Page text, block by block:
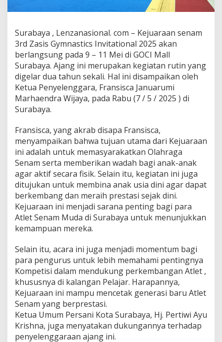
s
y
m
n
a
s
t
i
c
s
v
i
t
a
t
i
o
n
l
2
0
5
Surabaya , Lenzanasional. com – Kejuaraan senam
3rd Zasis Gymnastics Invitational 2025 akan
berlangsung pada 9 – 11 Mei di GOCI Mall
Surabaya. Ajang ini merupakan kegiatan rutin yang
digelar dua tahun sekali. Hal ini disampaikan oleh
Ketua Penyelenggara, Fransisca Januarumi
Marhaendra Wijaya, pada Rabu (7 / 5 / 2025 ) di
Surabaya.
Fransisca, yang akrab disapa Fransisca,
menyampaikan bahwa tujuan utama dari Kejuaraan
ini adalah untuk memasyarakatkan Olahraga
Senam serta memberikan wadah bagi anak-anak
agar aktif secara fisik. Selain itu, kegiatan ini juga
ditujukan untuk membina anak usia dini agar dapat
berkembang dan meraih prestasi sejak dini.
Kejuaraan ini menjadi sarana penting bagi para
Atlet Senam Muda di Surabaya untuk menunjukkan
kemampuan mereka.
Selain itu, acara ini juga menjadi momentum bagi
para pengurus untuk lebih memahami pentingnya
Kompetisi dalam mendukung perkembangan Atlet ,
khususnya di kalangan Pelajar. Harapannya,
Kejuaraan ini mampu mencetak generasi baru Atlet
Senam yang berprestasi.
Ketua Umum Persani Kota Surabaya, Hj. Pertiwi Ayu
Krishna, juga menyatakan dukungannya terhadap
penyelenggaraan ajang ini.